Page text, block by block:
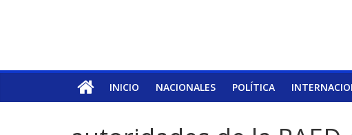
INICIO NACIONALES POLÍTICA